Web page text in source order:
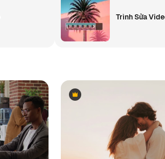
Trình Sửa
Premium
Premium